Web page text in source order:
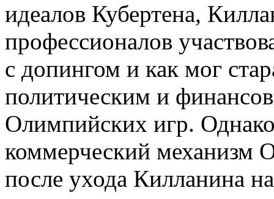
идеалов Кубертена,
профессионалов
с допингом и как мог
политическим и
Олимпийских игр.
коммерческий механизм
после ухода Килланина